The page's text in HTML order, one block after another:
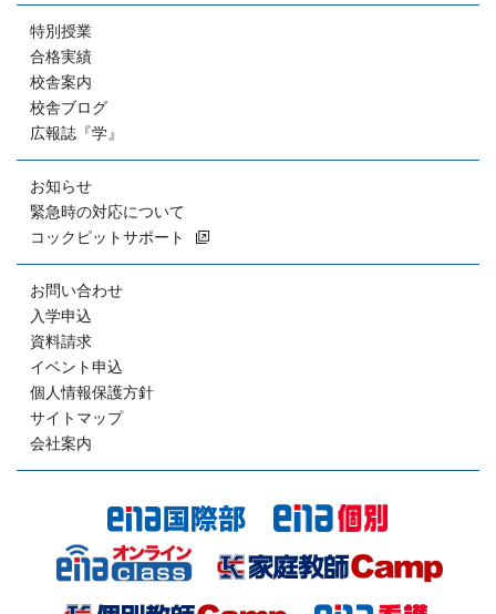
特別授業
合格実績
校舎案内
校舎ブログ
広報誌『学』
お知らせ
緊急時の対応について
コックピットサポート
お問い合わせ
入学申込
資料請求
イベント申込
個人情報保護方針
サイトマップ
会社案内